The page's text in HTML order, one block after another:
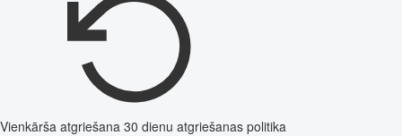
Vienkārša atgriešana 30 dienu atgriešanas politika